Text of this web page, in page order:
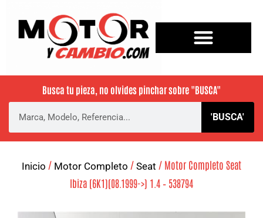
Busca tu pieza, no olvides pinchar sobre "BUSCA"
'BUSCA'
Inicio / Motor Completo / Seat / Motor Completo Seat
Ibiza (6K1)(08.1999->) 1.4 – 538794